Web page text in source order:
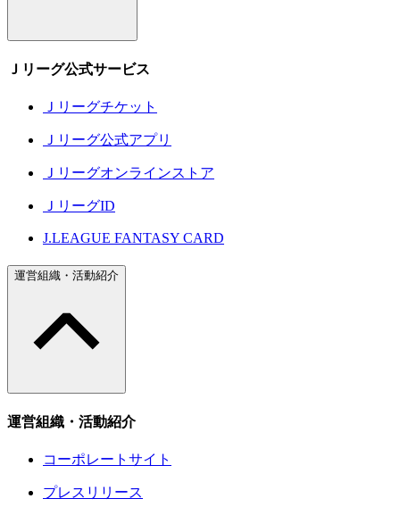
Ｊリーグ公式サービス
Ｊリーグチケット
Ｊリーグ公式アプリ
Ｊリーグオンラインストア
ＪリーグID
J.LEAGUE FANTASY CARD
運営組織・活動紹介
運営組織・活動紹介
コーポレートサイト
プレスリリース